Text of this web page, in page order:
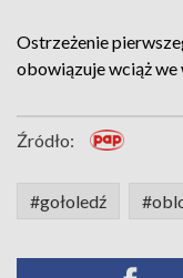
Ostrzeżenie
obowiązuje wciąż
Źródło:
#gołoledź